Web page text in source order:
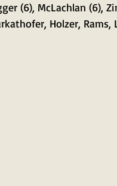
(6), McLachlan (6),
Holzer,